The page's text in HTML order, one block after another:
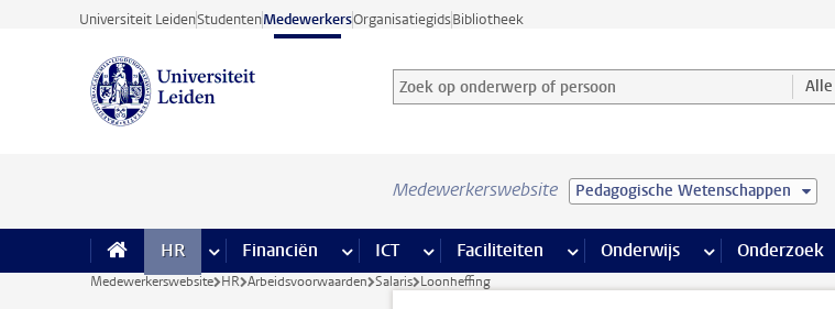
Ga direct naar de inhoud
Universiteit LeidenStudentenMedewerkersOrganisatiegidsBibliotheek
Zoek op onderwerp of persoon en selecteer categorie
Zoekterm Alle
Medewerkerswebsite Pedagogische Wetenschappen
HR meer HR pagina’s
Financiën meer Financiën pagina’s
ICT meer ICT pagina’s
Faciliteiten meer Faciliteiten pagina’s
Onderwijs meer Onderwijs
Onderzoek
Medewerkerswebsite HR Arbeidsvoorwaarden Salaris Loonheffing